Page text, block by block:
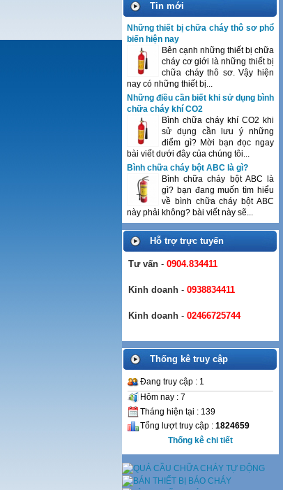
Tin mới
Những thiết bị chữa cháy thô sơ phổ
biến hiện nay
Bên cạnh những thiết bị chữa
cháy cơ giới là những thiết bị
chữa cháy thô sơ. Vậy hiện
nay có những thiết bị...
Những điều cần biết khi sử dụng bình
chữa cháy khí CO2
Bình chữa cháy khí CO2 khi
sử dụng cần lưu ý những
điểm gì? Mời bạn đọc ngay
bài viết dưới đây của chúng tôi...
Bình chữa cháy bột ABC là gì?
Bình chữa cháy bột ABC là
gì? bạn đang muốn tìm hiểu
về bình chữa cháy bột ABC
này phải không? bài viết này sẽ...
Hỗ trợ trực tuyến
Tư vấn - 0904.834411
Kinh doanh - 0938834411
Kinh doanh - 02466725744
Thống kê truy cập
Đang truy cập : 1
Hôm nay : 7
Tháng hiện tại : 139
Tổng lượt truy cập : 1824659
Thống kê chi tiết